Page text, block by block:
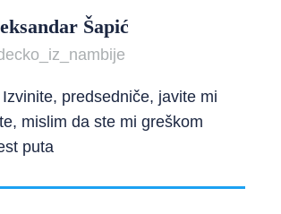
Šapić
predsedniče, javite mi
mislim da ste mi greškom
puta